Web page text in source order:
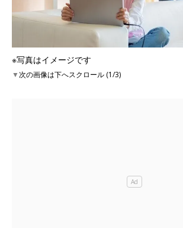
※写真はイメージです
▼次の画像は下へスクロール (1/3)